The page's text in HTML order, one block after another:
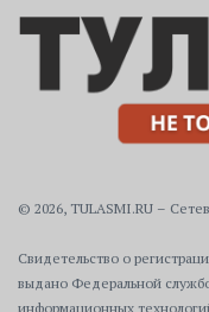
© 2026, TULASMI.RU –
Свидетельство о
выдано Федеральной
информационных